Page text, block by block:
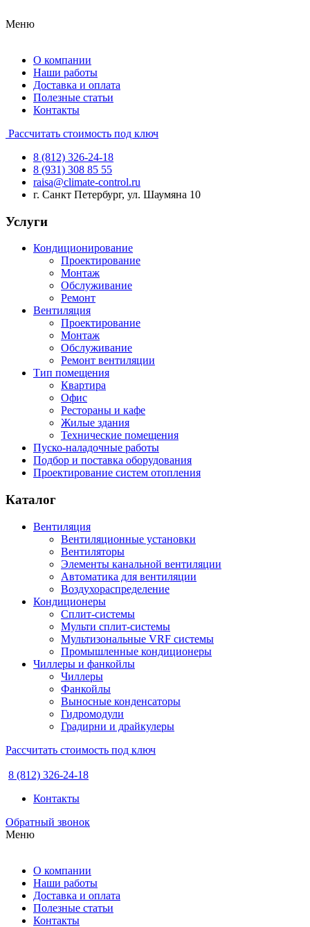
Меню
О компании
Наши работы
Доставка и оплата
Полезные статьи
Контакты
Рассчитать стоимость под ключ
8 (812) 326-24-18
8 (931) 308 85 55
raisa@climate-control.ru
г. Санкт Петербург, ул. Шаумяна 10
Услуги
Кондиционирование
Проектирование
Монтаж
Обслуживание
Ремонт
Вентиляция
Проектирование
Монтаж
Обслуживание
Ремонт вентиляции
Тип помещения
Квартира
Офис
Рестораны и кафе
Жилые здания
Технические помещения
Пуско-наладочные работы
Подбор и поставка оборудования
Проектирование систем отопления
Каталог
Вентиляция
Вентиляционные установки
Вентиляторы
Элементы канальной вентиляции
Автоматика для вентиляции
Воздухораспределение
Кондиционеры
Сплит-системы
Мульти сплит-системы
Мультизональные VRF системы
Промышленные кондиционеры
Чиллеры и фанкойлы
Чиллеры
Фанкойлы
Выносные конденсаторы
Гидромодули
Градирни и драйкулеры
Рассчитать стоимость под ключ
8 (812) 326-24-18
Контакты
Обратный звонок
Меню
О компании
Наши работы
Доставка и оплата
Полезные статьи
Контакты